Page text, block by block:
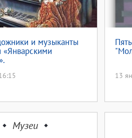
и музыканты
«Январскими
13
Музеи